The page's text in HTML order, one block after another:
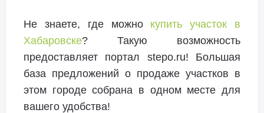
Не знаете, где можно купить участок в
Хабаровске? Такую возможность
предоставляет портал stepo.ru! Большая
база предложений о продаже участков в
этом городе собрана в одном месте для
вашего удобства!